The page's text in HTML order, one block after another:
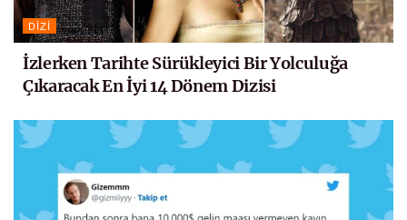
DIZI
İzlerken Tarihte Sürükleyici Bir Yolculuğa
Çıkaracak En İyi 14 Dönem Dizisi